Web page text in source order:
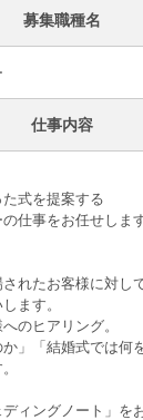
募集職種名
仕事内容
式を提案する
仕事をお任せします
れたお客様に対し
ます。
のヒアリング。
か」「結婚式では何
ィングノート」を